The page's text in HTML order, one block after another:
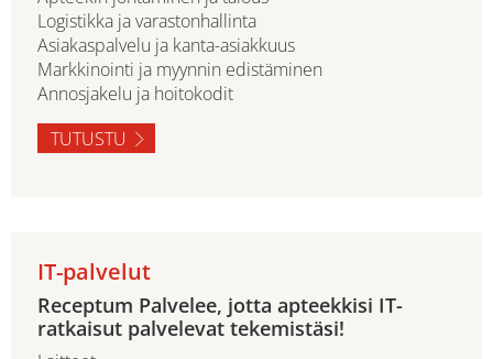
Logistikka ja varastonhallinta
Asiakaspalvelu ja kanta-asiakkuus
Markkinointi ja myynnin edistäminen
Annosjakelu ja hoitokodit
TUTUSTU
IT-palvelut
Receptum Palvelee, jotta apteekkisi IT-
ratkaisut palvelevat tekemistäsi!